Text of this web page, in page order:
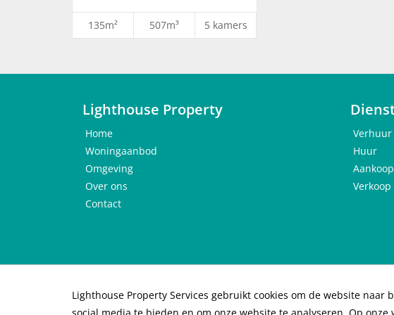
Lighthouse Property Services gebruikt cookies om de website
Kenmerken
• Achtertuin op het noordoosten met achterom en berging
• Fundering op staal
• HR Combi cv-ketel uit 2025
• Oplevering in overleg (kan snel)
135m² 507m³ 5 kamers
Lighthouse Property
Home
Woningaanbod
Omgeving
Over ons
Contact
Verhuur
Huur
Aankoop
Verkoop
© 2026 Lighthouse Property Services B.V. |